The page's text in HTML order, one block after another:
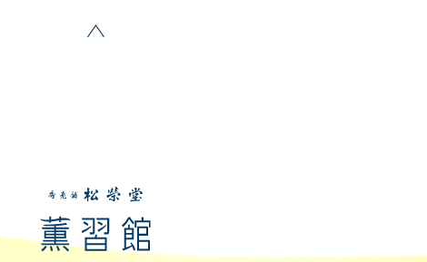
ページトップへ戻る